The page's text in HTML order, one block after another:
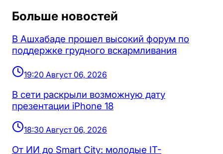
Больше новостей
В Ашхабаде прошел высокий форум по
поддержке грудного вскармливания
19:20 Август 06, 2026
В сети раскрыли возможную дату
презентации iPhone 18
18:30 Август 06, 2026
От ИИ до Smart City: молодые IT-